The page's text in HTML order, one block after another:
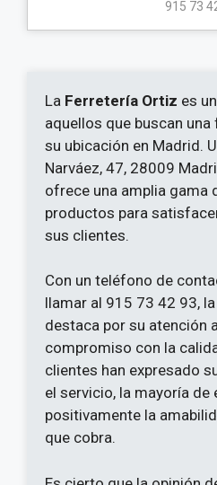
915 73
La Ferretería Ortiz es
aquellos que buscan
su ubicación en Madrid.
Narváez, 47, 28009
ofrece una amplia gama
productos para
sus clientes.
Con un teléfono de
llamar al 915 73 42 93,
destaca por su atención
compromiso con la
clientes han expresado
el servicio, la mayoría de
positivamente la
que cobra.